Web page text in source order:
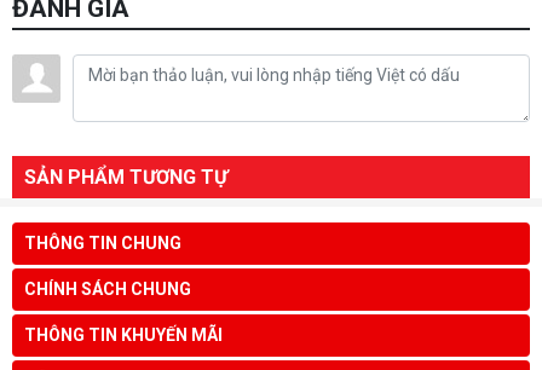
ĐÁNH GIÁ
SẢN PHẨM TƯƠNG TỰ
THÔNG TIN CHUNG
CHÍNH SÁCH CHUNG
THÔNG TIN KHUYẾN MÃI